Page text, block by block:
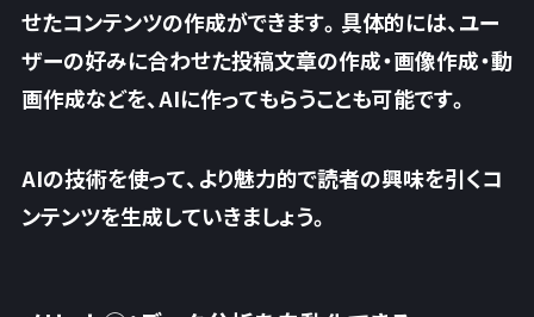
せたコンテンツの作成ができます。具体的には、ユー
ザーの好みに合わせた投稿文章の作成・画像作成・動
画作成などを、AIに作ってもらうことも可能です。
AIの技術を使って、より魅力的で読者の興味を引くコ
ンテンツを生成していきましょう。